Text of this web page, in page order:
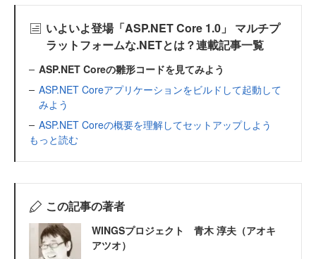
いよいよ登場「ASP.NET Core 1.0」 マルチプ
ラットフォームな.NETとは？連載記事一覧
ASP.NET Coreの雛形コードを見てみよう
ASP.NET Coreアプリケーションをビルドして起動して
みよう
ASP.NET Coreの概要を理解してセットアップしよう
もっと読む
この記事の著者
WINGSプロジェクト 青木 淳夫（アオキ
アツオ）